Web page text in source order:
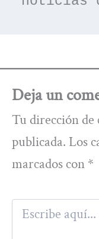
Deja un
Tu dirección de
publicada. Los
marcados con *
Escribe
aquí...